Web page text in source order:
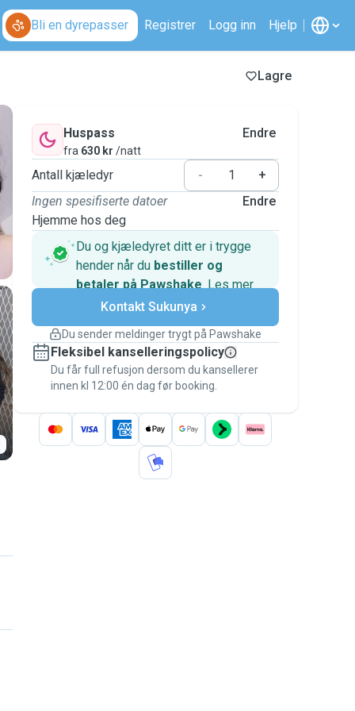
Bli en dyrepasser Registrer Logg inn Hjelp
Lagre
Huspass
fra 630 kr /natt
Endre
Antall kjæledyr -
+
Ingen spesifiserte datoer
Hjemme hos deg
Endre
Du og kjæledyret ditt er i trygge
hender når du bestiller og
betaler på Pawshake. Les mer
Sikre betalinger
Hjelp hvis planene endrer seg
Hold alt på Pawshake – fra første melding til
betaling – så du er dekket avPawshake-
garantien.
Kontakt Sukunya
Du sender meldinger trygt på Pawshake
Fleksibel kanselleringspolicy
Du får full refusjon dersom du kansellerer
innen kl 12:00 én dag før booking.